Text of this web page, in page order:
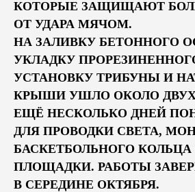
КОТОРЫЕ ЗАЩИЩАЮТ
ОТ УДАРА МЯЧОМ.
НА ЗАЛИВКУ БЕТОННОГО
УКЛАДКУ
УСТАНОВКУ ТРИБУНЫ И
КРЫШИ УШЛО ОКОЛО
ЕЩЁ НЕСКОЛЬКО ДНЕЙ
ДЛЯ ПРОВОДКИ СВЕТА,
БАСКЕТБОЛЬНОГО КОЛЬЦА
ПЛОЩАДКИ. РАБОТЫ
В СЕРЕДИНЕ ОКТЯБРЯ.